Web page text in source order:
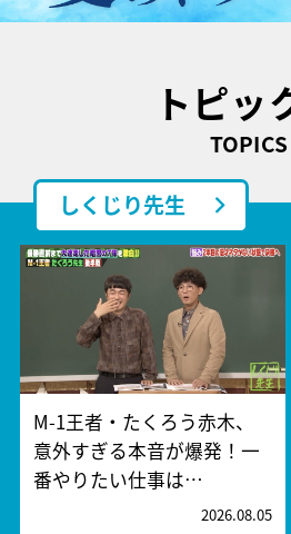
トピッ
TOPICS
しくじり先生
M-1王者・たくろう赤木、
意外すぎる本音が爆発！一
番やりたい仕事は…
2026.08.05